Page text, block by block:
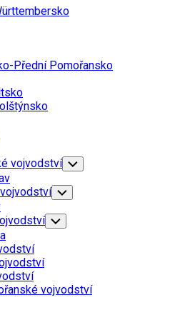
Přední Pomořansko
vojvodství Toggle
Child
Menu
Toggle
Child
Menu
Toggle
Child
vojvodství